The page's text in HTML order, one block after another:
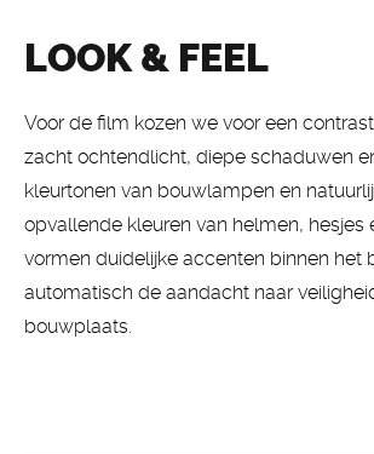
LOOK & FEEL
Voor de film kozen we voor een
zacht ochtendlicht, diepe schaduwen
kleurtonen van bouwlampen en
opvallende kleuren van helmen, hesjes
vormen duidelijke accenten binnen het
automatisch de aandacht naar
bouwplaats.